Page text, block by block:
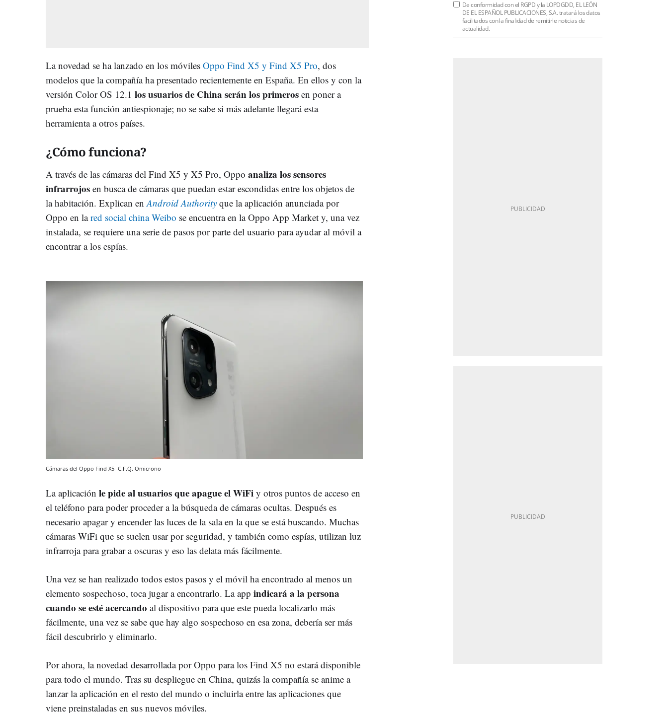
La novedad se ha lanzado en los móviles Oppo Find X5 y Find X5 Pro, dos
modelos que la compañía ha presentado recientemente en España. En ellos y con la
versión Color OS 12.1 los usuarios de China serán los primeros en poner a
prueba esta función antiespionaje; no se sabe si más adelante llegará esta
herramienta a otros países.
¿Cómo funciona?
A través de las cámaras del Find X5 y X5 Pro, Oppo analiza los sensores
infrarrojos en busca de cámaras que puedan estar escondidas entre los objetos de
la habitación. Explican en Android Authority que la aplicación anunciada por
Oppo en lared social china Weibo se encuentra en la Oppo App Market y, una vez
instalada, se requiere una serie de pasos por parte del usuario para ayudar al móvil a
encontrar a los espías.
Cámaras del Oppo Find X5 C.F.Q. Omicrono
La aplicación le pide al usuarios que apague el WiFi y otros puntos de acceso en
el teléfono para poder proceder a la búsqueda de cámaras ocultas. Después es
necesario apagar y encender las luces de la sala en la que se está buscando. Muchas
cámaras WiFi que se suelen usar por seguridad, y también como espías, utilizan luz
infrarroja para grabar a oscuras y eso las delata más fácilmente.
Una vez se han realizado todos estos pasos y el móvil ha encontrado al menos un
elemento sospechoso, toca jugar a encontrarlo. La app indicará a la persona
cuando se esté acercando al dispositivo para que este pueda localizarlo más
fácilmente, una vez se sabe que hay algo sospechoso en esa zona, debería ser más
fácil descubrirlo y eliminarlo.
Por ahora, la novedad desarrollada por Oppo para los Find X5 no estará disponible
para todo el mundo. Tras su despliegue en China, quizás la compañía se anime a
lanzar la aplicación en el resto del mundo o incluirla entre las aplicaciones que
viene preinstaladas en sus nuevos móviles.
De conformidad con el RGPD y la LOPDGDD, EL LEÓN
DE EL ESPAÑOL PUBLICACIONES, S.A. tratará los datos
facilitados con la finalidad de remitirle noticias de
actualidad.